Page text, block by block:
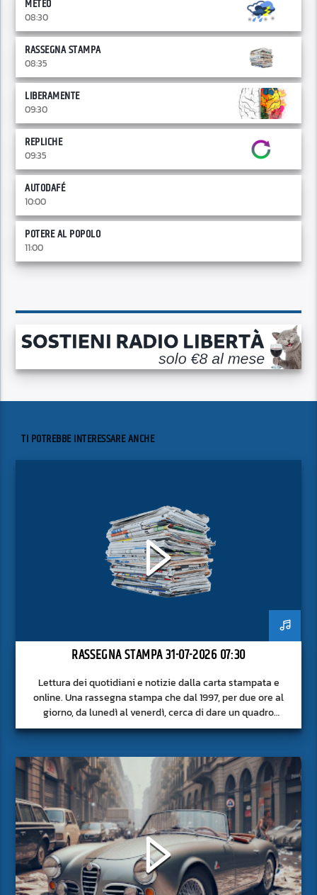
METEO
08:30
RASSEGNA STAMPA
08:35
LIBERAMENTE
09:30
REPLICHE
09:35
AUTODAFÉ
10:00
POTERE AL POPOLO
11:00
TI POTREBBE INTERESSARE ANCHE
RASSEGNA STAMPA 31-07-2026 07:30
Lettura dei quotidiani e notizie dalla carta stampata e
online. Una rassegna stampa che dal 1997, per due ore al
giorno, da lunedì al venerdì, cerca di dare un quadro
approfondito delle notizie del giorno, senza fermarsi alla